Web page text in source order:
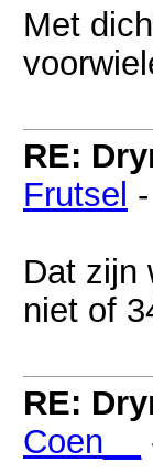
Met
RE:
Frutsel -
Dat zijn
niet of
RE:
Coen__